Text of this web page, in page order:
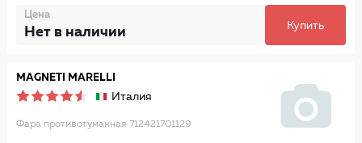
Цена
Нет в наличии Купить
MAGNETI MARELLI
Италия
Фара противотуманная 712421701129